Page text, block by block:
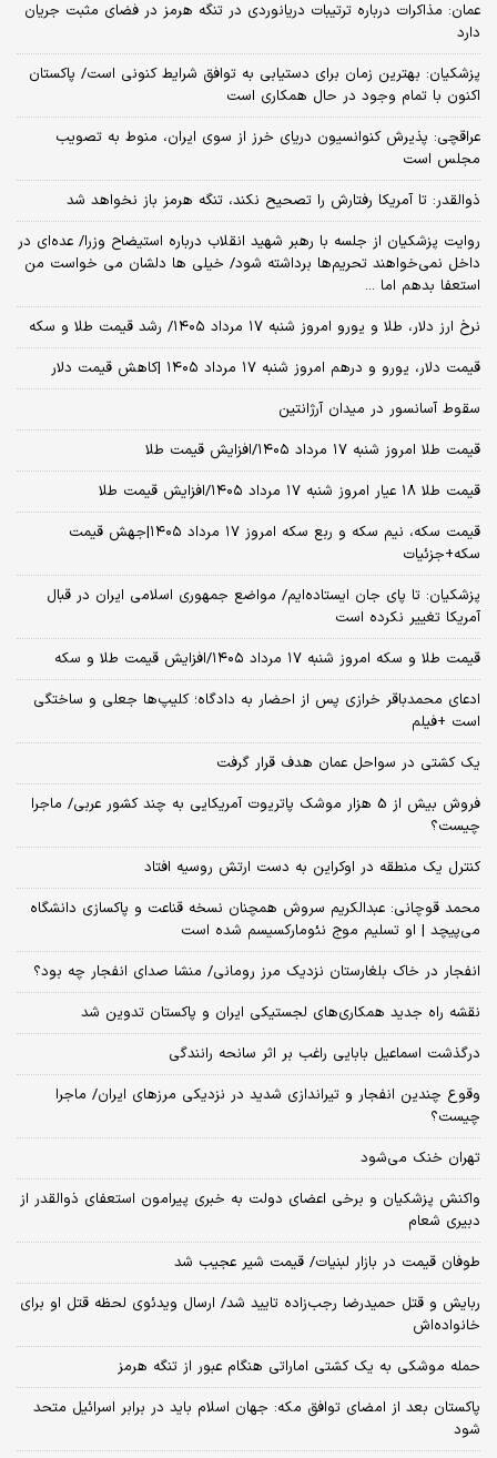
عمان: مذاکرات درباره ترتیبات دریانوردی در تنگه هرمز در فضای مثبت جریان
دارد
پزشکیان‌: بهترین زمان برای دستیابی به توافق شرایط کنونی است/ پاکستان
اکنون با تمام وجود در حال همکاری است
عراقچی: پذیرش کنوانسیون دریای خرز از سوی ایران، منوط به تصویب
مجلس است
ذوالقدر: تا آمریکا رفتارش را تصحیح نکند، تنگه هرمز باز نخواهد شد
روایت پزشکیان از جلسه با رهبر شهید انقلاب درباره استیضاح وزرا/ عده‌ای در
داخل نمی‌خواهند تحریم‌ها برداشته شود/ خیلی ها دلشان می خواست من
استعفا بدهم اما ...
نرخ ارز دلار، طلا و یورو امروز شنبه ۱۷ مرداد ۱۴۰۵/ رشد قیمت طلا و سکه
قیمت دلار، یورو و درهم امروز شنبه ۱۷ مرداد ۱۴۰۵ |کاهش قیمت دلار
سقوط آسانسور در میدان آرژانتین
قیمت طلا امروز شنبه ۱۷ مرداد ۱۴۰۵/افزایش قیمت طلا
قیمت طلا ۱۸ عیار امروز شنبه ۱۷ مرداد ۱۴۰۵/افزایش قیمت طلا
قیمت سکه، نیم سکه و ربع سکه امروز ۱۷ مرداد ۱۴۰۵|جهش قیمت
سکه+جزئیات
پزشکیان: تا پای جان ایستاده‌ایم/ مواضع جمهوری اسلامی ایران در قبال
آمریکا تغییر نکرده است
قیمت طلا و سکه امروز شنبه ۱۷ مرداد ۱۴۰۵/افزایش قیمت طلا و سکه
ادعای محمدباقر خرازی پس از احضار به دادگاه؛ کلیپ‌ها جعلی و ساختگی
است +فیلم
یک کشتی در سواحل عمان هدف قرار گرفت
فروش بیش از 5 هزار موشک پاتریوت آمریکایی به چند کشور عربی/ ماجرا
چیست؟
کنترل یک منطقه در اوکراین به دست ارتش روسیه افتاد
محمد قوچانی: عبدالکریم سروش همچنان نسخه قناعت و پاکسازی دانشگاه
می‌پیچد | او تسلیم موج نئومارکسیسم شده است
انفجار در خاک بلغارستان نزدیک مرز رومانی/ منشا صدای انفجار چه بود؟
نقشه راه جدید همکاری‌های لجستیکی ایران و پاکستان تدوین شد
درگذشت اسماعیل بابایی راغب بر اثر سانحه رانندگی
وقوع چندین انفجار و تیراندازی شدید در نزدیکی مرز‌های ایران/ ماجرا
چیست؟
تهران خنک می‌شود
واکنش پزشکیان و برخی اعضای دولت به خبری پیرامون استعفای ذوالقدر از
دبیری شعام
طوفان قیمت در بازار لبنیات/ قیمت شیر عجیب شد
ربایش و قتل حمیدرضا رجب‌زاده تایید شد/ ارسال ویدئوی لحظه قتل او برای
خانواده‌اش
حمله موشکی به یک کشتی اماراتی هنگام عبور از تنگه هرمز
پاکستان بعد از امضای توافق مکه: جهان اسلام باید در برابر اسرائیل متحد
شود